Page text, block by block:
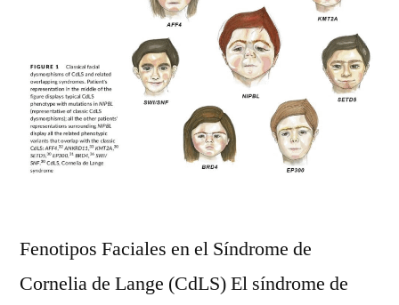
Fenotipos Faciales en el Síndrome de
Cornelia de Lange (CdLS) El síndrome de